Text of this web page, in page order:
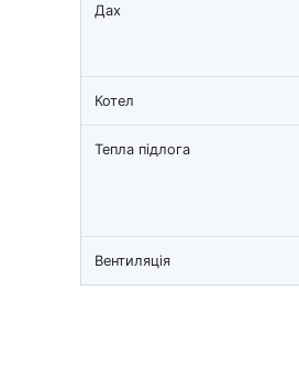
Дах
Котел
Тепла підлога
Вентиляція